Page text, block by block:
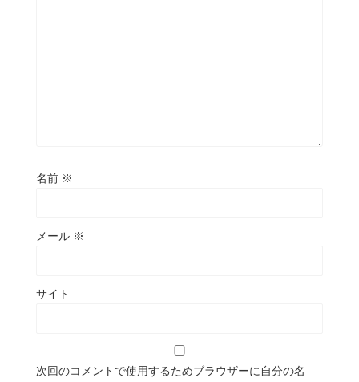
名前 ※
メール ※
サイト
次回のコメントで使用するためブラウザーに自分の名